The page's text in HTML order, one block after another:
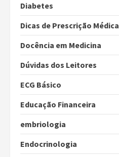
Diabetes
Dicas de Prescrição Médica
Docência em Medicina
Dúvidas dos Leitores
ECG Básico
Educação Financeira
embriologia
Endocrinologia